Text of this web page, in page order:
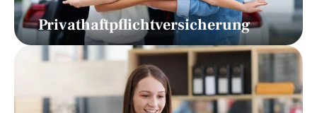
Privathaftpflichtversicherung